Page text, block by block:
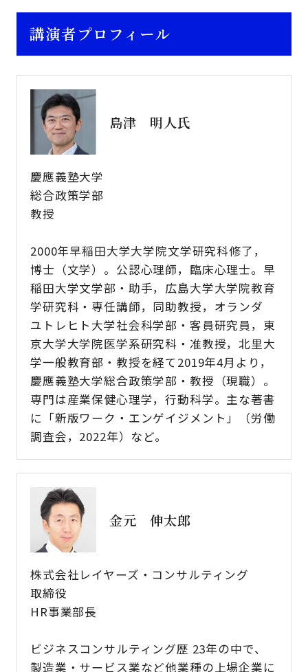
講演者プロフィール
島津 明人氏
慶應義塾大学
総合政策学部
教授
2000年早稲田大学大学院文学研究科修了，
博士（文学）。公認心理師，臨床心理士。早
稲田大学文学部・助手，広島大学大学院教育
学研究科・専任講師，同助教授，オランダ
ユトレヒト大学社会科学部・客員研究員，東
京大学大学院医学系研究科・准教授，北里大
学一般教育部・教授を経て2019年4月より，
慶應義塾大学総合政策学部・教授（現職）。
専門は産業保健心理学，行動科学。主な著書
に「新版ワーク・エンゲイジメント」（労働
調査会，2022年）など。
金元 伸太郎
株式会社レイヤーズ・コンサルティング
取締役
HR事業部長
ビジネスコンサルティング歴 23年の中で、
製造業・サービス業など他業種の上場企業に